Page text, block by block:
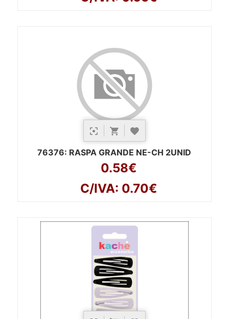
76376: RASPA GRANDE NE-CH 2UNID
0.58€
C/IVA: 0.70€